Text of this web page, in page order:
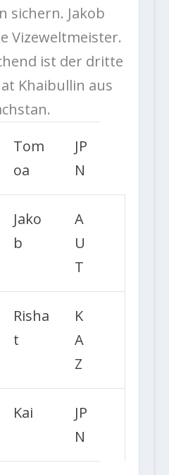
sichern. Jakob
Vizeweltmeister.
ist der dritte
Khaibullin aus
Tom
oa
JP
N
Jako
b
A
U
T
Risha
t
K
A
Z
Kai
JP
N